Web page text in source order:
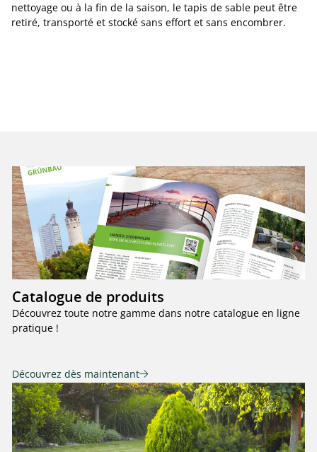
nettoyage ou à la fin de la saison, le tapis de sable peut être
retiré, transporté et stocké sans effort et sans encombrer.
Catalogue de produits
Découvrez toute notre gamme dans notre catalogue en ligne
pratique !
Découvrez dès maintenant